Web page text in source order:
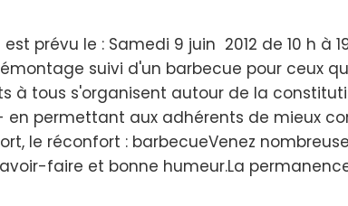
prévu le : Samedi 9 juin 2012 de 10 h à
suivi d'un barbecue pour ceux
à tous s'organisent autour de la
permettant aux adhérents de mieux
le réconfort : barbecueVenez
faire et bonne humeur.La